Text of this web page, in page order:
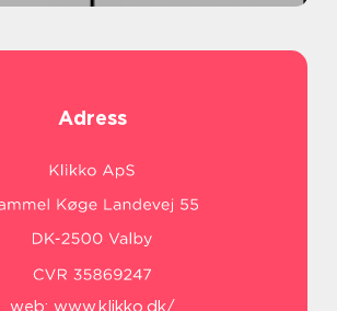
Adress
web: www.klikko.dk/